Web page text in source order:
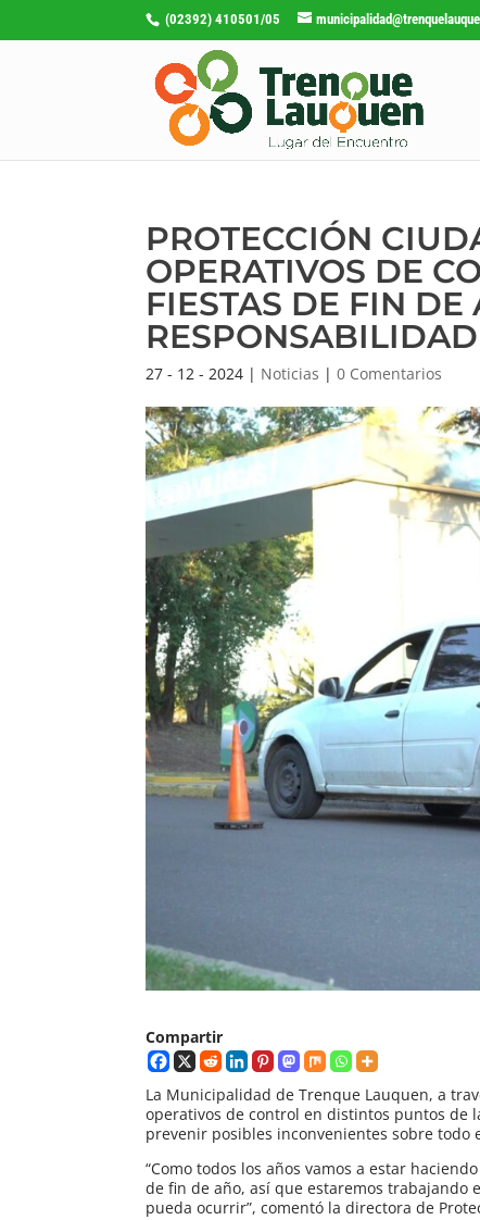
(02392) 410501/05
PROTECCIÓN
OPERATIVOS DE
FIESTAS DE FIN DE
27 - 12 - 2024 | Noticias |0 Comentarios
Compartir
La Municipalidad de Trenque Lauquen, a
operativos de control en distintos puntos de
prevenir posibles inconvenientes sobre
“Como todos los años vamos a estar
de fin de año, así que estaremos trabajando
pueda ocurrir”, comentó la directora de